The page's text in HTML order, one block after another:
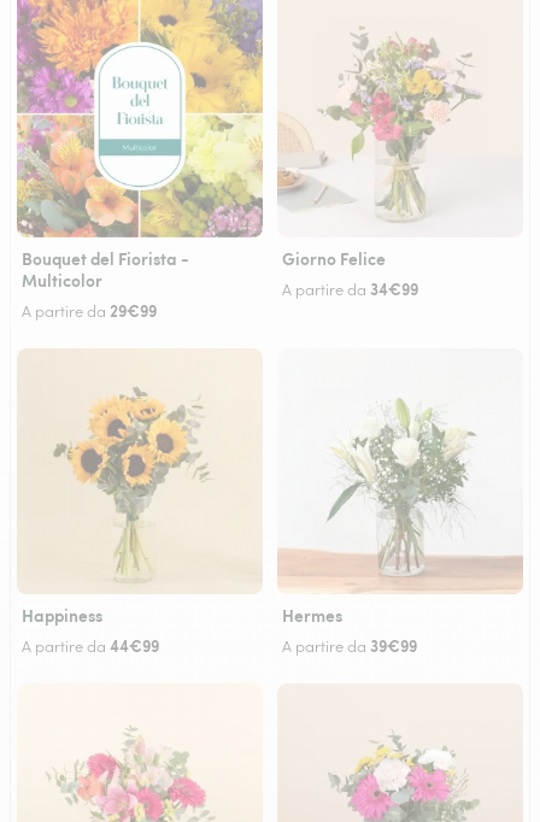
Bouquet del Fiorista -
Multicolor
A partire da 29€99
Giorno Felice
A partire da 34€99
Happiness
A partire da 44€99
Hermes
A partire da 39€99